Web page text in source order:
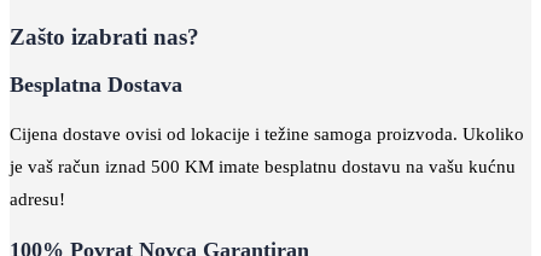
Zašto izabrati nas?
Besplatna Dostava
Cijena dostave ovisi od lokacije i težine samoga proizvoda. Ukoliko
je vaš račun iznad 500 KM imate besplatnu dostavu na vašu kućnu
adresu!
100% Povrat Novca Garantiran